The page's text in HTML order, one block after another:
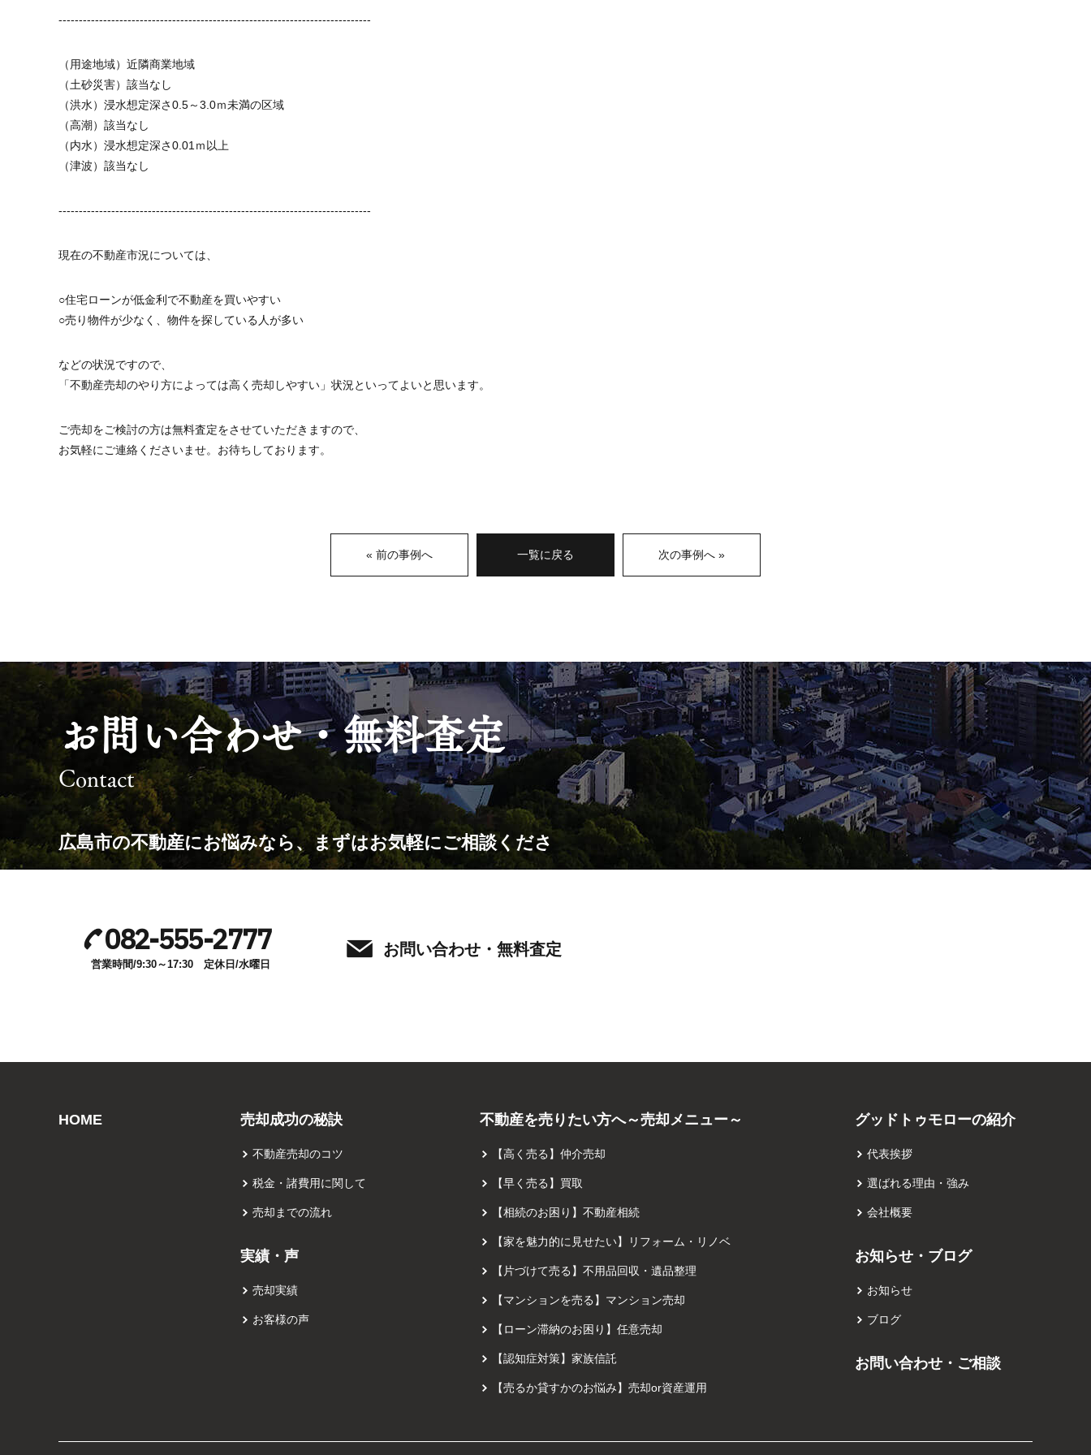
-----------------------------------------------------------------------------
（用途地域）近隣商業地域
（土砂災害）該当なし
（洪水）浸水想定深さ0.5～3.0ｍ未満の区域
（高潮）該当なし
（内水）浸水想定深さ0.01ｍ以上
（津波）該当なし
-----------------------------------------------------------------------------
現在の不動産市況については、
○住宅ローンが低金利で不動産を買いやすい
○売り物件が少なく、物件を探している人が多い
などの状況ですので、
「不動産売却のやり方によっては高く売却しやすい」状況といってよいと思います。
ご売却をご検討の方は無料査定をさせていただきますので、
お気軽にご連絡くださいませ。お待ちしております。
« 前の事例へ 一覧に戻る 次の事例へ »
お問い合わせ・無料査定
Contact
広島市の不動産にお悩みなら、 まずはお気軽にご相談くださ
082-555-2777
営業時間/9:30～17:30 定休日/水曜日
お問い合わせ・無料査定
HOME 売却成功の秘訣
不動産売却のコツ
税金・諸費用に関して
売却までの流れ
実績・声
売却実績
お客様の声
不動産を売りたい方へ～売却メニュー～
【高く売る】仲介売却
【早く売る】買取
【相続のお困り】不動産相続
【家を魅力的に見せたい】リフォーム・リノベ
【片づけて売る】不用品回収・遺品整理
【マンションを売る】マンション売却
【ローン滞納のお困り】任意売却
【認知症対策】家族信託
【売るか貸すかのお悩み】売却or資産運用
グッドトゥモローの紹介
代表挨拶
選ばれる理由・強み
会社概要
お知らせ・ブログ
お知らせ
ブログ
お問い合わせ・ご相談